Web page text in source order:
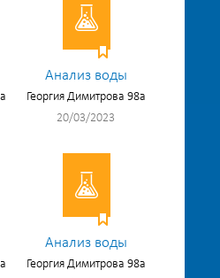
Анализ воды
Георгия Димитрова 98а
20/03/2023
Анализ воды
Георгия Димитрова 98а